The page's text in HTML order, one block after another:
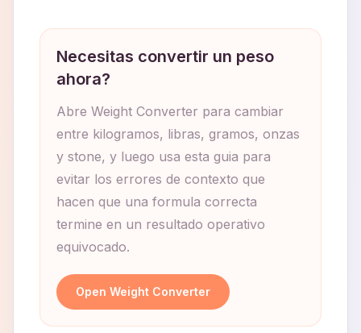
Necesitas convertir un peso
ahora?
Abre Weight Converter para cambiar
entre kilogramos, libras, gramos, onzas
y stone, y luego usa esta guia para
evitar los errores de contexto que
hacen que una formula correcta
termine en un resultado operativo
equivocado.
Open Weight Converter